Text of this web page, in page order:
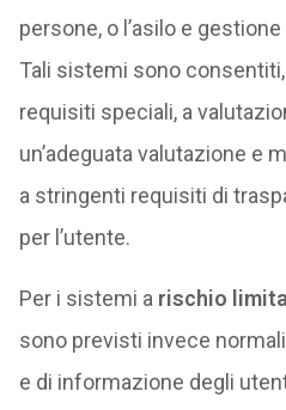
persone, o l’asilo e
Tali sistemi sono
requisiti speciali, a
un’adeguata valutazione e
a stringenti requisiti di
per l’utente.
Per i sistemi a rischio
sono previsti invece
e di informazione degli